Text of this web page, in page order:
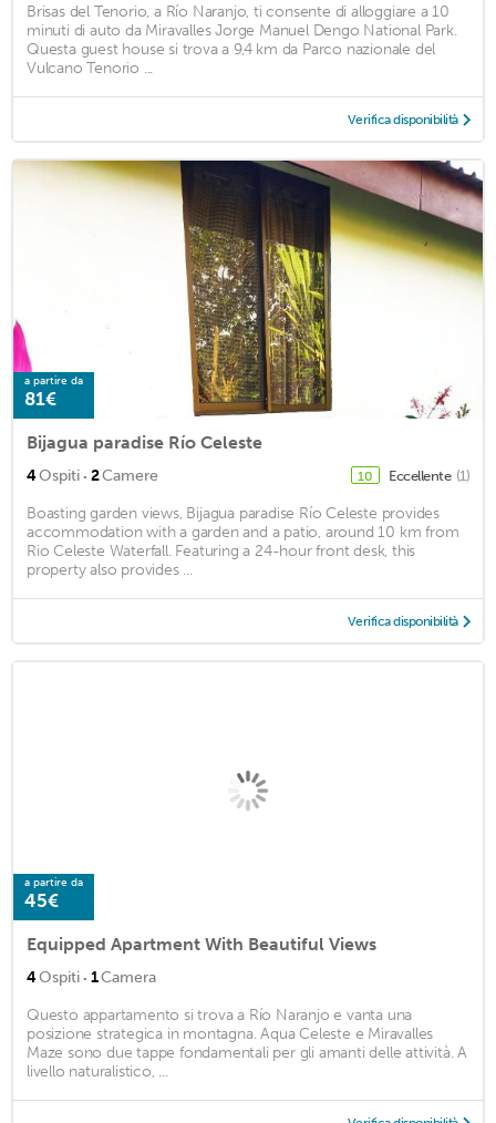
Brisas del Tenorio, a Río Naranjo, ti consente di alloggiare a 10
minuti di auto da Miravalles Jorge Manuel Dengo National Park.
Questa guest house si trova a 9,4 km da Parco nazionale del
Vulcano Tenorio ...
Verifica disponibilità
a partire da
81€
Bijagua paradise Río Celeste
4Ospiti · 2Camere 10 Eccellente (1)
Boasting garden views, Bijagua paradise Río Celeste provides
accommodation with a garden and a patio, around 10 km from
Rio Celeste Waterfall. Featuring a 24-hour front desk, this
property also provides ...
Verifica disponibilità
a partire da
45€
Equipped Apartment With Beautiful Views
4Ospiti · 1Camera
Questo appartamento si trova a Río Naranjo e vanta una
posizione strategica in montagna. Aqua Celeste e Miravalles
Maze sono due tappe fondamentali per gli amanti delle attività. A
livello naturalistico, ...